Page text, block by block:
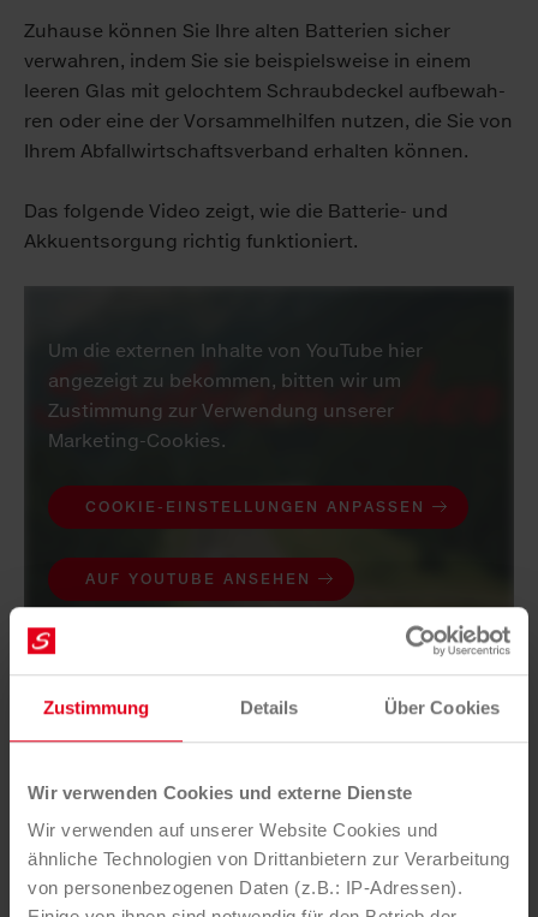
Zustimmung Details Über Cookies
Wir verwenden Cookies und externe Dienste
Wir verwenden auf unserer Website Cookies und
ähnliche Technologien von Drittanbietern zur Verarbeitung
von personenbezogenen Daten (z.B.: IP-Adressen).
Zuhause können Sie Ihre alten Batterien sicher
verwahren, indem Sie sie beispielsweise in einem
leeren Glas mit gelochtem Schraubdeckel auf­be­wah­
ren oder eine der Vorsammelhilfen nutzen, die Sie von
Ihrem Ab­fall­wirt­schaftsverband erhalten können.
Das folgende Video zeigt, wie die Batterie- und
Akkuentsorgung richtig funktioniert.
Um die externen Inhalte von YouTube hier
angezeigt zu bekommen, bitten wir um
Zustimmung zur Verwendung unserer
Marketing-Cookies.
COOKIE-EINSTELLUNGEN ANPASSEN
AUF YOUTUBE ANSEHEN
[1]Quelle: Auswertung der
Restmüllzusammensetzung in Österreich 2018/2019,
Seite 36.https://www.bmk.gv.at/dam/jcr:c034808f-